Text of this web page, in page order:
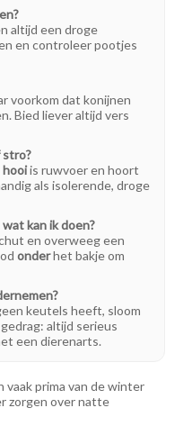
altijd een droge
en controleer pootjes
voorkom dat konijnen
Bied liever altijd vers
stro?
hooiis ruwvoer en hoort
als isolerende, droge
kan ik doen?
en overweeg een
onderhet bakje om
keutels heeft, sloom
altijd serieus
een dierenarts.
prima van de winter
zorgen over natte